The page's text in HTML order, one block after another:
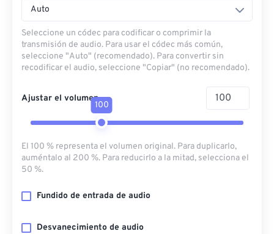
Auto
Seleccione un códec para codificar o comprimir la
transmisión de audio. Para usar el códec más común,
seleccione "Auto" (recomendado). Para convertir sin
recodificar el audio, seleccione "Copiar" (no recomendado).
Ajustar el volumen
100
El 100 % representa el volumen original. Para duplicarlo,
auméntalo al 200 %. Para reducirlo a la mitad, selecciona el
50 %.
Fundido de entrada de audio
Desvanecimiento de audio